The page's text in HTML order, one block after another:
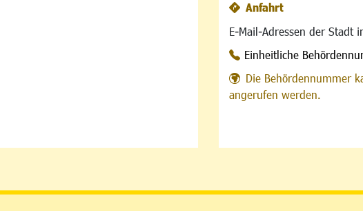
Anfahrt
E-Mail-Adressen der Stadt
Einheitliche
Die Behördennummer
angerufen werden.